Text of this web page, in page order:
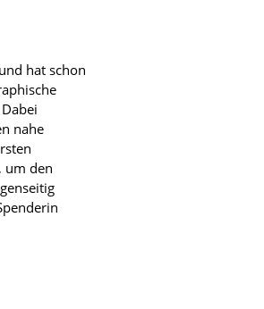
hat schon
nahe
um den